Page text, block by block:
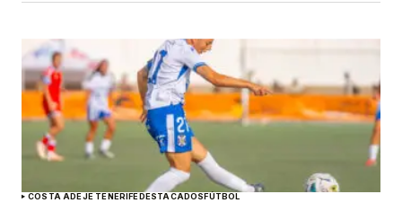
COSTA ADEJE TENERIFEDESTACADOSFÚTBOL